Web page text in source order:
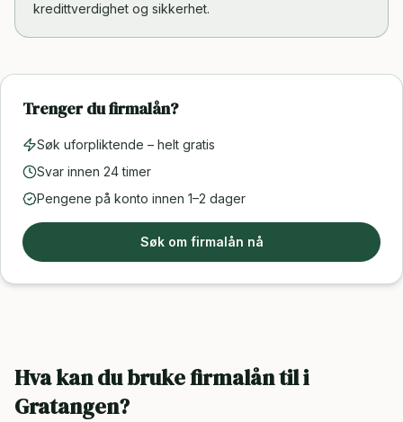
kredittverdighet og sikkerhet.
Trenger du firmalån?
Søk uforpliktende – helt gratis
Svar innen 24 timer
Pengene på konto innen 1–2 dager
Søk om firmalån nå
Hva kan du bruke firmalån til i
Gratangen?